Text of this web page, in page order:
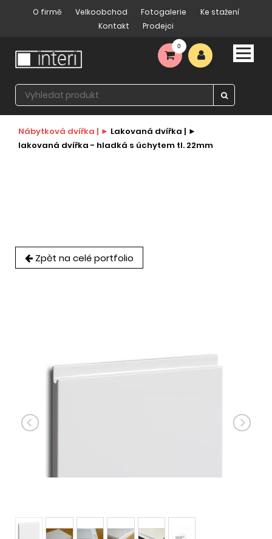
O firmě Velkoobchod Fotogalerie
Ke stažení
Kontakt
Prodejci
0
Nábytková dvířka |
Lakovaná dvířka |
lakovaná dvířka - hladká s úchytem tl. 22mm
Zpět na celé portfolio